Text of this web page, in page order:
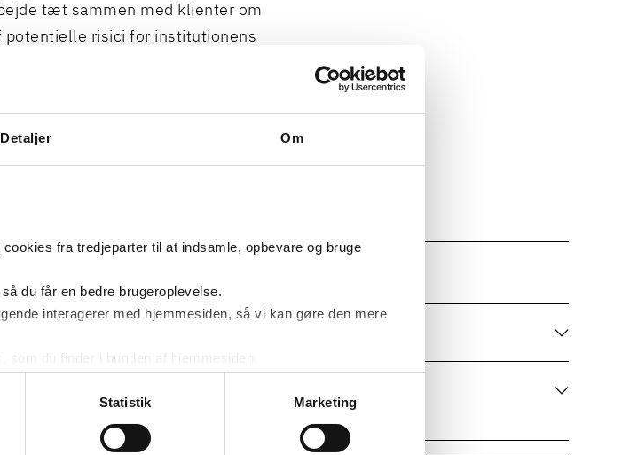
Detaljer Om
fra tredjeparter til at indsamle, opbevare og bruge
du får en bedre brugeroplevelse.
interagerer med hjemmesiden, så vi kan gøre den mere
du finder i bunden af hjemmesiden.
Statistik Marketing
tæt sammen med klienter om
potentielle risici for institutionens
almindelige drift.
myndigheders interesser ved